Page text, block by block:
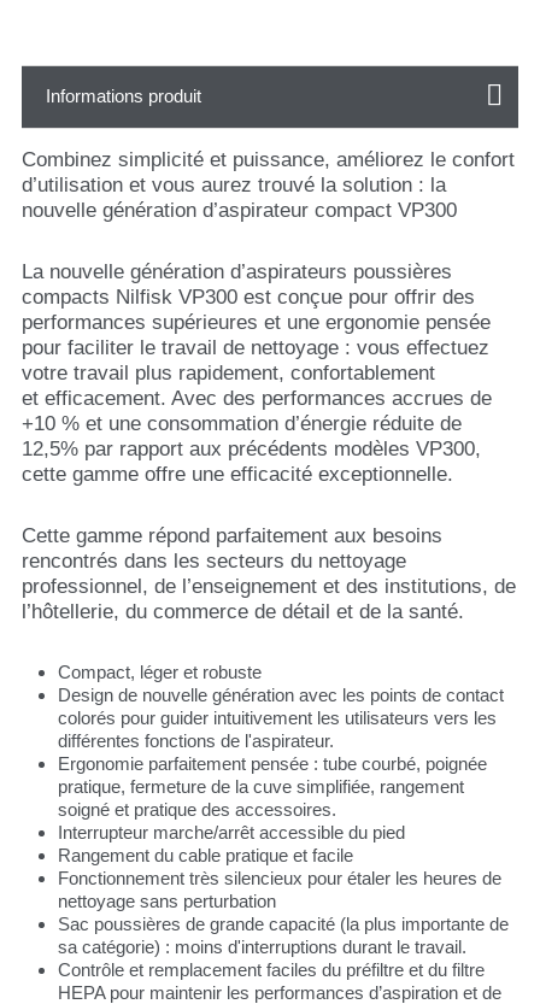
Informations produit
Combinez simplicité et puissance, améliorez le confort
d’utilisation et vous aurez trouvé la solution : la
nouvelle génération d’aspirateur compact VP300
La nouvelle génération d’aspirateurs poussières
compacts Nilfisk VP300 est conçue pour offrir des
performances supérieures et une ergonomie pensée
pour faciliter le travail de nettoyage : vous effectuez
votre travail plus rapidement, confortablement
et efficacement. Avec des performances accrues de
+10 % et une consommation d’énergie réduite de
12,5% par rapport aux précédents modèles VP300,
cette gamme offre une efficacité exceptionnelle.
Cette gamme répond parfaitement aux besoins
rencontrés dans les secteurs du nettoyage
professionnel, de l’enseignement et des institutions, de
l’hôtellerie, du commerce de détail et de la santé.
Compact, léger et robuste
Design de nouvelle génération avec les points de contact
colorés pour guider intuitivement les utilisateurs vers les
différentes fonctions de l'aspirateur.
Ergonomie parfaitement pensée : tube courbé, poignée
pratique, fermeture de la cuve simplifiée, rangement
soigné et pratique des accessoires.
Interrupteur marche/arrêt accessible du pied
Rangement du cable pratique et facile
Fonctionnement très silencieux pour étaler les heures de
nettoyage sans perturbation
Sac poussières de grande capacité (la plus importante de
sa catégorie) : moins d'interruptions durant le travail.
Contrôle et remplacement faciles du préfiltre et du filtre
HEPA pour maintenir les performances d’aspiration et de